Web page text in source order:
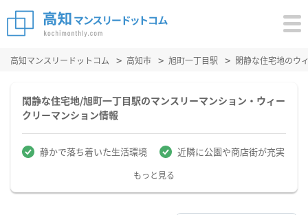
高知マンスリードットコム 高知市 旭町一丁目駅 閑静な住宅地のウ
閑静な住宅地/旭町一丁目駅のマンスリーマンション・ウィー
クリーマンション情報
静かで落ち着いた生活環境 近隣に公園や商店街が充実
もっと見る